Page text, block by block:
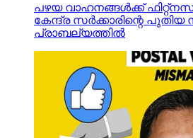
പഴയ വാഹനങ്ങള്‍ക്ക് ഫിറ്റ്‌നസ്
കേന്ദ്ര സര്‍ക്കാരിന്റെ പുതിയ
പ്രാബല്യത്തില്‍